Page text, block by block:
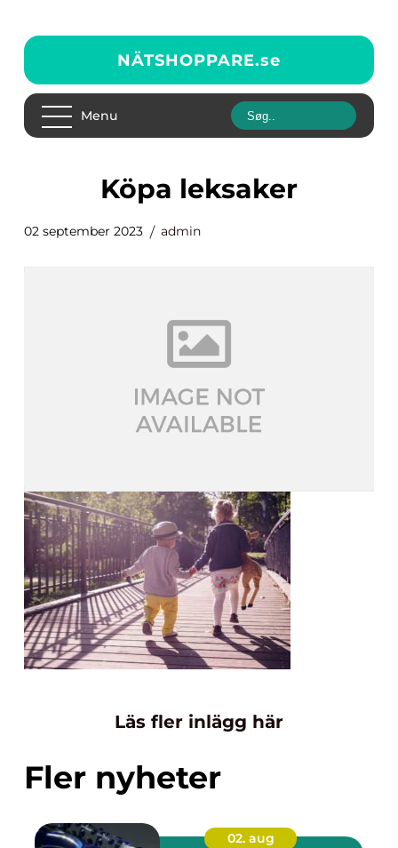
NÄTSHOPPARE.se
Menu
köpa leksaker
02 september 2023 admin
Läs fler inlägg här
Fler nyheter
02. aug